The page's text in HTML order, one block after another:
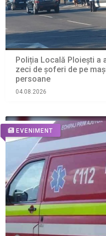
Poliția Locală Ploiești a
zeci de șoferi de pe
persoane
04.08.2026
EVENIMENT